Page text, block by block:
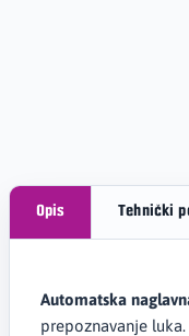
Opis Tehnički
Automatska
prepoznavanje luka.